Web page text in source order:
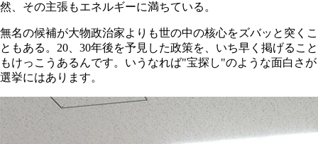
然、その主張もエネルギーに満ちている。
無名の候補が大物政治家よりも世の中の核心をズバッと突くこ
ともある。20、30年後を予見した政策を、いち早く掲げること
もけっこうあるんです。いうなれば"宝探し"のような面白さが
選挙にはあります。